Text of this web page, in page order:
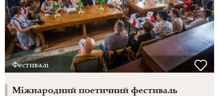
Фестивалі
Міжнародний поетичний фестиваль